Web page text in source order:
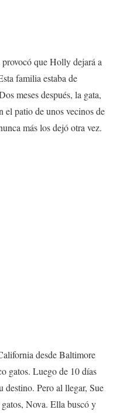
que Holly dejará a
familia estaba de
meses después, la gata,
el patio de unos vecinos de
más los dejó otra vez.
desde Baltimore
gatos. Luego de 10 días
destino. Pero al llegar, Sue
Nova. Ella buscó y